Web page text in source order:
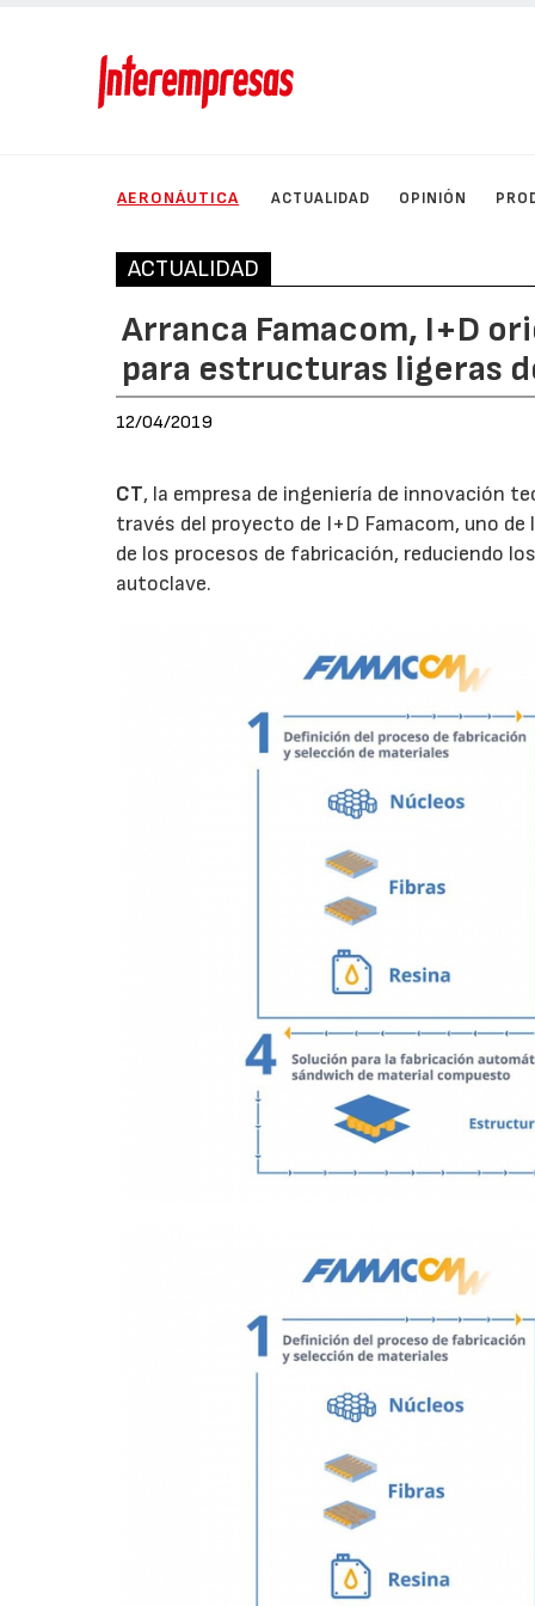
AERONÁUTICA ACTUALIDAD OPINIÓN
ACTUALIDAD
Arranca Famacom, I+D
para estructuras ligeras
12/04/2019
CT, la empresa de ingeniería de innovación
través del proyecto de I+D Famacom, uno
de los procesos de fabricación, reduciendo
autoclave.